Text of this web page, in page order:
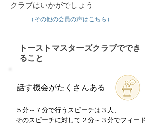
クラブはいかがでしょう
（その他の会員の声はこちら）
​トーストマスターズクラブででき
ること
​話す機会がたくさんある
​５分～７分で行う スピーチは３人、
そのスピーチに対して２分～３分でフィード